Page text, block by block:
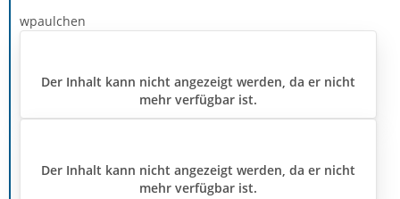
wpaulchen
Der Inhalt kann nicht angezeigt werden, da er nicht
mehr verfügbar ist.
Der Inhalt kann nicht angezeigt werden, da er nicht
mehr verfügbar ist.